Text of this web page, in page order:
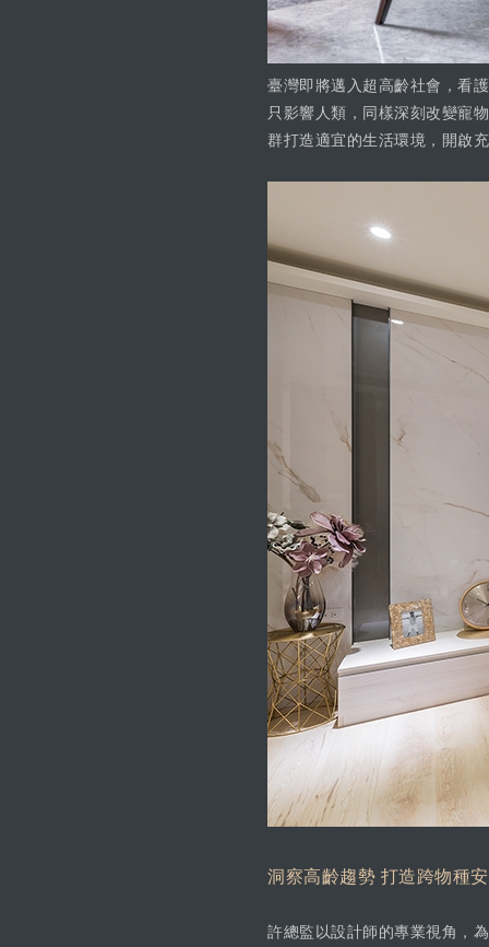
臺灣即將邁入超高齡社會，看
只影響人類，同樣深刻改變寵
群打造適宜的生活環境，開啟
洞察高齡趨勢 打造跨物種
許總監以設計師的專業視角，